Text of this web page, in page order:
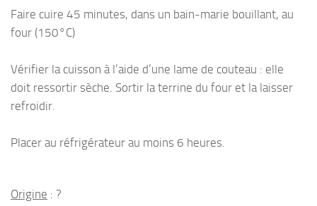
Faire cuire 45 minutes, dans un bain-marie bouillant, au
four (150°C)
Vérifier la cuisson à l’aide d’une lame de couteau : elle
doit ressortir sèche. Sortir la terrine du four et la laisser
refroidir.
Placer au réfrigérateur au moins 6 heures.
Origine : ?